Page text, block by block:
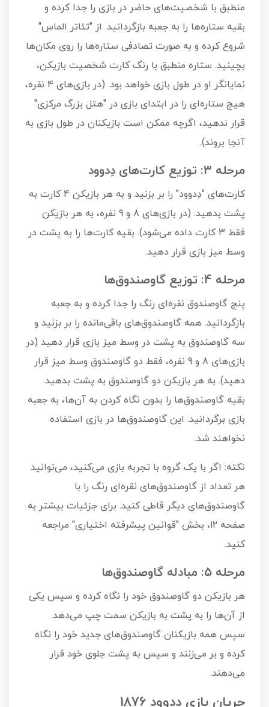
منطبق با شخصیت‌های حاضر در بازی را جدا کرده و
بقیه ستاره‌ها را به جعبه بازگردانید. از "تئاتر الماس"
شروع کرده و به صورت تصادفی ستاره‌ها را روی مکان‌ها
بچینید. ستاره منطبق با رنگ کارت شخصیت بازیکن،
نمایانگر او در طول بازی خواهد بود. (در بازی‌های 4 نفره،
هیچ ستاره‌ای را در ابتدای بازی در "هتل بزرگ مرکزی"
قرار ندهید، اگرچه ممکن است بازیکنان در طول بازی به
آنجا بروند).
مرحله 3: توزیع کارت‌های دِدوود
کارت‌های "دِدوود" را بر بزنید و به هر بازیکن 4 کارت به
پشت بدهید. (در بازی‌های 8 و 9 نفره، به هر بازیکن
فقط 3 کارت داده می‌شود). بقیه کارت‌ها را به پشت در
وسط میز بازی قرار دهید.
مرحله 4: توزیع گاوصندوق‌ها
پنج گاوصندوق نقره‌ای رنگ را جدا کرده و به جعبه
بازگردانید. همه گاوصندوق‌های باقی‌مانده را بر بزنید و
سه گاوصندوق به پشت در وسط میز بازی قرار دهید (در
بازی‌های 8 و 9 نفره، فقط دو گاوصندوق وسط میز قرار
دهید). به هر بازیکن دو گاوصندوق به پشت بدهید.
بقیه گاوصندوق‌ها را بدون نگاه کردن به آن‌ها، به جعبه
بازی برگردانید. این گاوصندوق‌ها در بازی استفاده
نخواهند شد.
نکته: اگر با یک گروه با تجربه بازی می‌کنید، می‌توانید
هر تعداد از گاوصندوق‌های نقره‌ای رنگ را با
گاوصندوق‌های دیگر قاطی کنید. برای جزئیات بیشتر به
صفحه 12، بخش "قوانین پیشرفته اختیاری" مراجعه
کنید.
مرحله 5: مبادله گاوصندوق‌ها
هر بازیکن دو گاوصندوق خود را نگاه کرده و سپس یکی
از آن‌ها را به پشت به بازیکن سمت چپ می‌دهد.
سپس همه بازیکنان گاوصندوق‌های جدید خود را نگاه
کرده و بر می‌زنند و سپس به پشت جلوی خود قرار
می‌دهند.
جریان بازی دِدوود 1876